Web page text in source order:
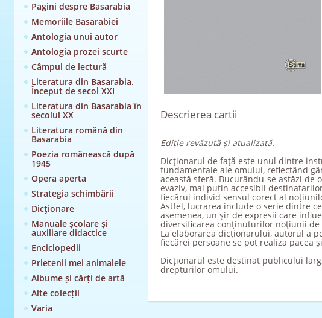
Pagini despre Basarabia
Memoriile Basarabiei
Antologia unui autor
Antologia prozei scurte
Câmpul de lectură
Literatura din Basarabia.
Început de secol XXI
Literatura din Basarabia în
secolul XX
Literatura română din
Basarabia
Poezia românească după
1945
Opera aperta
Strategia schimbării
Dicţionare
Manuale școlare și
auxiliare didactice
Enciclopedii
Prietenii mei animalele
Albume și cărți de artă
Alte colecții
Varia
Descrierea cartii
Ediție revăzută și atualizată.
Dicţionarul de faţă este unul dintre
fundamentale ale omului, reflectând
această sferă. Bucurându-se astăzi
evaziv, mai puțin accesibil
fiecărui individ sensul corect al
Astfel, lucrarea include o serie dintre
asemenea, un şir de expresii care
diversificarea conţinuturilor noţiunii
La elaborarea dicționarului, autorul a
fiecărei persoane se pot realiza pacea
Dicționarul este destinat publicului
drepturilor omului.